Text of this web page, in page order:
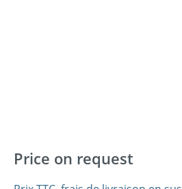
Price on request